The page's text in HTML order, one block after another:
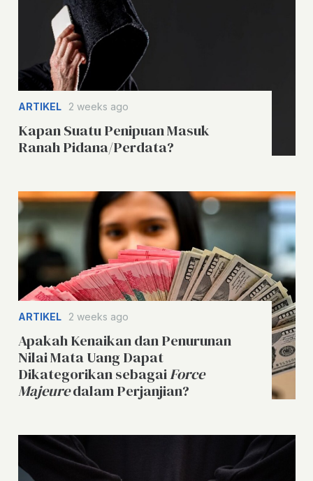
ARTIKEL 2 weeks ago
Kapan Suatu Penipuan Masuk
Ranah Pidana/Perdata?
ARTIKEL 2 weeks ago
Apakah Kenaikan dan Penurunan
Nilai Mata Uang Dapat
Dikategorikan sebagaiForce
Majeuredalam Perjanjian?